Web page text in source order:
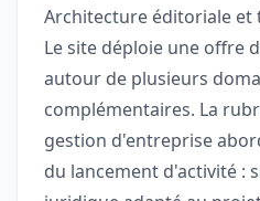
Architecture éditoriale et
Le site déploie une offre
autour de plusieurs
complémentaires. La
gestion d'entreprise
du lancement d'activité :